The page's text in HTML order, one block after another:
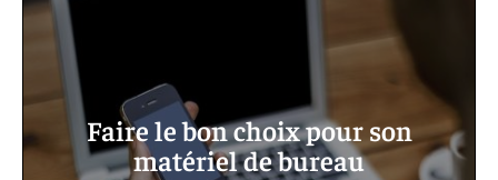
Faire le bon choix pour son
matériel de bureau